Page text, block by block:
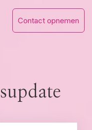
Contact opnemen